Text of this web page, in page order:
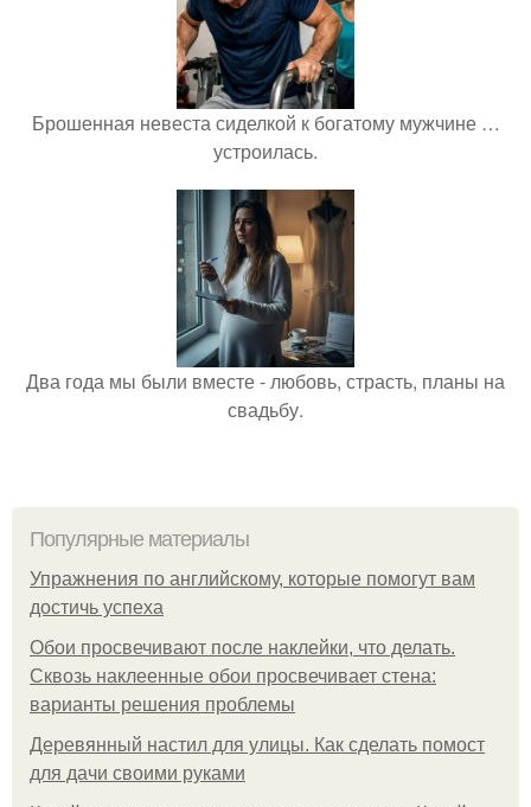
Брошенная невеста сиделкой к богатому мужчине …
устроилась.
Два года мы были вместе - любовь, страсть, планы на
свадьбу.
Популярные материалы
Упражнения по английскому, которые помогут вам
достичь успеха
Обои просвечивают после наклейки, что делать.
Сквозь наклеенные обои просвечивает стена:
варианты решения проблемы
Деревянный настил для улицы. Как сделать помост
для дачи своими руками